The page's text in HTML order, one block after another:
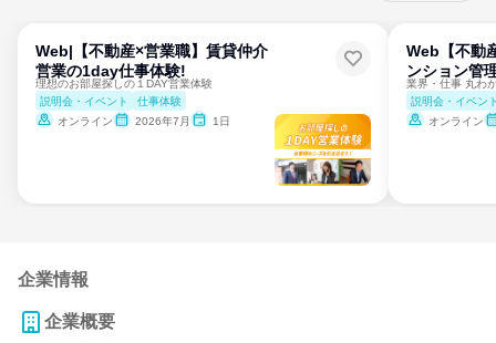
Web|【不動産×営業職】賃貸仲介
営業の1day仕事体験!
理想のお部屋探しの１DAY営業体験
説明会・イベント
仕事体験
オンライン
2026年7月 1日
Web【不動
ンション管
説明会・イベン
オンライン
企業情報
企業概要